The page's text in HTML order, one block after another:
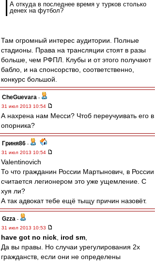
А откуда в последнее время у турков столько
денех на футбол?
Там огромный интерес аудитории. Полные
стадионы. Права на трансляции стоят в разы
больше, чем РФПЛ. Клубы и от этого получают
бабло, и на спонсорство, соответственно,
конкурс большой.
CheGuevara -
31 июл 2013 10:54
А нахрена нам Месси? Чтоб переучуивать его в
опорника?
Гриня86 -
31 июл 2013 10:54
Valentinovich
То что гражданин России Мартынович, в России
считается легионером это уже ущемление. С
хуя ли?
А так адвокат тебе ещё тыщу причин назовёт.
Gzza -
31 июл 2013 10:53
have got no nick irod sm
Да вы правы. Но случаи урегулирования 2х
гражданств, если они не определены